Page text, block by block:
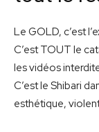
Le GOLD, c’est
C’est TOUT le
les vidéos
C’est le Shibari
esthétique,